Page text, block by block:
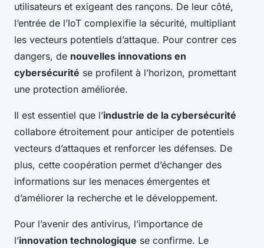
utilisateurs et exigeant des rançons. De leur côté,
l’entrée de l’IoT complexifie la sécurité, multipliant
les vecteurs potentiels d’attaque. Pour contrer ces
dangers, de nouvelles innovations en
cybersécurité se profilent à l’horizon, promettant
une protection améliorée.
Il est essentiel que l’industrie de la cybersécurité
collabore étroitement pour anticiper de potentiels
vecteurs d’attaques et renforcer les défenses. De
plus, cette coopération permet d’échanger des
informations sur les menaces émergentes et
d’améliorer la recherche et le développement.
Pour l’avenir des antivirus, l’importance de
l’innovation technologique se confirme. Le